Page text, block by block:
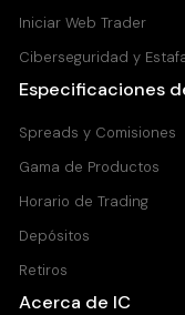
Iniciar Web Trader
Ciberseguridad y
Especificaciones
Spreads y Comisiones
Gama de Productos
Horario de Trading
Depósitos
Retiros
Acerca de IC